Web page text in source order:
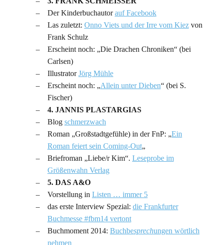
Der Kinderbuchautorauf Facebook
Las zuletzt: Onno Viets und der Irre vom Kiezvon
Frank Schulz
Erscheint noch: „Die Drachen Chroniken“ (bei
Carlsen)
IllustratorJörg Mühle
Erscheint noch: „Allein unter Dieben“ (bei S.
Fischer)
4. JANNIS PLASTARGIAS
Blog schmerzwach
Roman „Großstadtgefühle) in der FnP: „Ein
Roman feiert sein Coming-Out„
Briefroman „Liebe/r Kim“. Leseprobe im
Größenwahn Verlag
5. DAS A&O
Vorstellung in Listen … immer 5
das erste Interview Spezial: die Frankfurter
Buchmesse #fbm14 vertont
Buchmoment 2014: Buchbesprechungen wörtlich
nehmen